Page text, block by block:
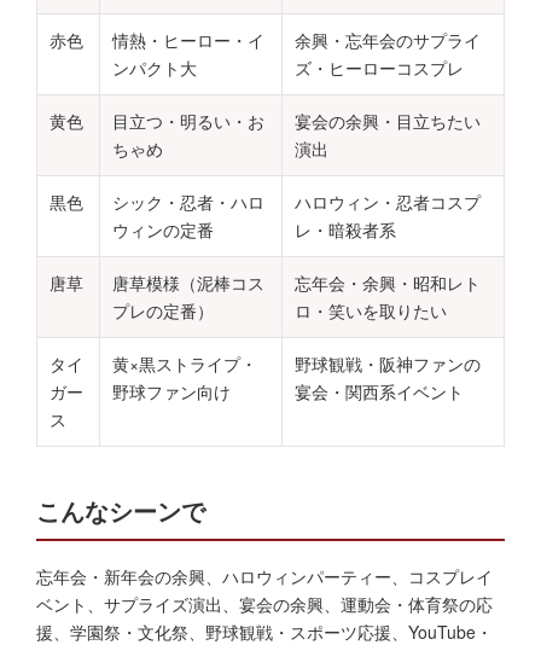
赤色
情熱・ヒーロー・イ
ンパクト大
余興・忘年会のサプライ
ズ・ヒーローコスプレ
黄色
目立つ・明るい・お
ちゃめ
宴会の余興・目立ちたい
演出
黒色
シック・忍者・ハロ
ウィンの定番
ハロウィン・忍者コスプ
レ・暗殺者系
唐草
唐草模様（泥棒コス
プレの定番）
忘年会・余興・昭和レト
ロ・笑いを取りたい
タイ
ガー
ス
黄×黒ストライプ・
野球ファン向け
野球観戦・阪神ファンの
宴会・関西系イベント
こんなシーンで
忘年会・新年会の余興、ハロウィンパーティー、コスプレイ
ベント、サプライズ演出、宴会の余興、運動会・体育祭の応
援、学園祭・文化祭、野球観戦・スポーツ応援、YouTube・